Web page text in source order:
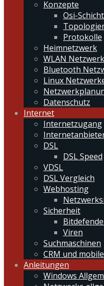
Konzepte
Osi-
Protokolle
Heimnetzwerk
WLAN Netzwerk
Bluetooth
Linux
Datenschutz
Internet
Internetzugang
DSL
DSL Speed
VDSL
DSL Vergleich
Webhosting
Sicherheit
Viren
Suchmaschinen
CRM und
Anleitungen
Windows